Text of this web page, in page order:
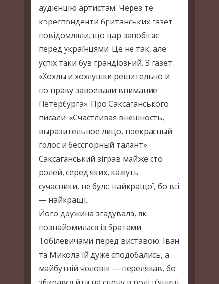
аудієнцію артистам. Через те
кореспонденти британських газет
повідомляли, що цар запобігає
перед українцями. Це не так, але
успіх таки був грандіозний. З газет:
«Хохлы и хохлушки решительно и
по праву завоевали внимание
Петербурга». Про Саксаганського
писали: «Счастливая внешность,
выразительное лицо, прекрасный
голос и бесспорный талант».
Саксаганський зіграв майже сто
ролей, серед яких, кажуть
сучасники, не було найкращої, бо всі
— найкращі.
Його дружина згадувала, як
познайомилася із братами
Тобілевичами перед виставою: Іван
та Микола їй дуже сподобались, а
майбутній чоловік — перелякав, бо